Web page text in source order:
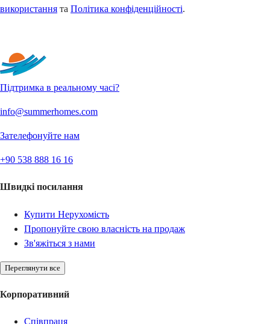
використання та Політика конфіденційності.
Підтримка в реальному часі?
info@summerhomes.com
Зателефонуйте нам
+90 538 888 16 16
Швидкі посилання
Купити Нерухомість
Пропонуйте свою власність на продаж
Зв'яжіться з нами
Переглянути все
Корпоративний
Співпраця